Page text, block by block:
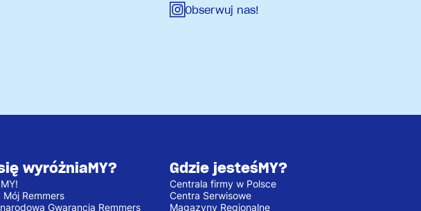
Obserwuj nas!
wyróżniaMY?
Remmers
Gwarancja Remmers
Gdzie jesteśMY?
Centrala firmy w Polsce
Centra Serwisowe
Magazyny Regionalne